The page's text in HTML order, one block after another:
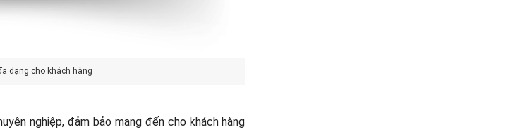
dạng cho khách hàng
nghiệp, đảm bảo mang đến cho khách hàng